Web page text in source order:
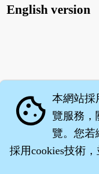
English version
cookie 本網站採
覽服務，
覽。您若
採用cookies技術